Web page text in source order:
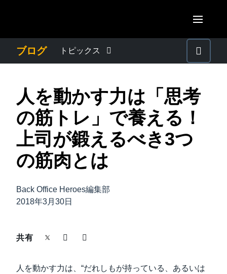
AMERICAS
Canada (English)
Canada (Français)
México (Español)
Brasil (Português)
United Kingdom (English)
France (Français)
Deutschland (Deutsch)
Italia (Italiano)
Nederlands (English)
Belgium (English)
ASIA PACIFIC
Australia (English)
India (English)
Singapore (English)
ブログ トピックス
プレスリリース
電子帳簿保存法・インボイス制度
経理・総務の豆知識
出張・経費管理トレンド
人を動かす力は「思考
の筋トレ」で養える！
上司が鍛えるべき3つ
の筋肉とは
Back Office Heroes編集部
2018年3月30日
共有
人を動かす力は、“だれしもが持っている、あるいは